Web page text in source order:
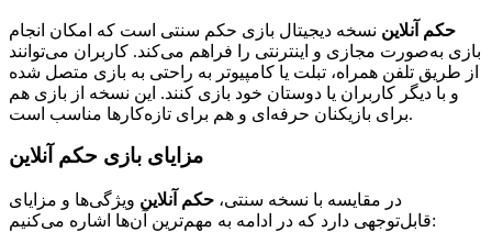
حکم آنلاین نسخه دیجیتال بازی حکم سنتی است که امکان انجام
بازی به‌صورت مجازی و اینترنتی را فراهم می‌کند. کاربران می‌توانند
از طریق تلفن همراه، تبلت یا کامپیوتر به راحتی به بازی متصل شده
و با دیگر کاربران یا دوستان خود بازی کنند. این نسخه از بازی هم
برای بازیکنان حرفه‌ای و هم برای تازه‌کارها مناسب است.
مزایای بازی حکم آنلاین
در مقایسه با نسخه سنتی، حکم آنلاین ویژگی‌ها و مزایای
قابل‌توجهی دارد که در ادامه به مهم‌ترین آن‌ها اشاره می‌کنیم: